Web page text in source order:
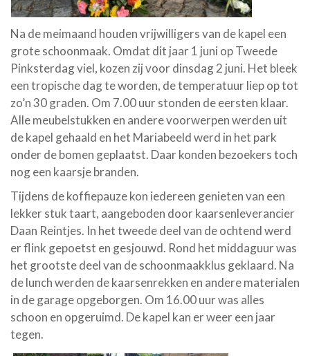
Na de meimaand houden vrijwilligers van de kapel een
grote schoonmaak. Omdat dit jaar 1 juni op Tweede
Pinksterdag viel, kozen zij voor dinsdag 2 juni. Het bleek
een tropische dag te worden, de temperatuur liep op tot
zo’n 30 graden. Om 7.00 uur stonden de eersten klaar.
Alle meubelstukken en andere voorwerpen werden uit
de kapel gehaald en het Mariabeeld werd in het park
onder de bomen geplaatst. Daar konden bezoekers toch
nog een kaarsje branden.
Tijdens de koffiepauze kon iedereen genieten van een
lekker stuk taart, aangeboden door kaarsenleverancier
Daan Reintjes. In het tweede deel van de ochtend werd
er flink gepoetst en gesjouwd. Rond het middaguur was
het grootste deel van de schoonmaakklus geklaard. Na
de lunch werden de kaarsenrekken en andere materialen
in de garage opgeborgen. Om 16.00 uur was alles
schoon en opgeruimd. De kapel kan er weer een jaar
tegen.